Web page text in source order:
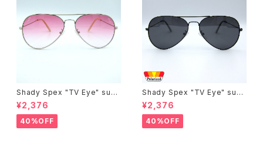
Shady Spex "TV Eye" sung
lasses, Silver w/Rose Grad
ient lenses
¥2,376
40%OFF
Shady Spex "TV Eye" sung
lasses, Black w/Polarized
Grey lenses
¥2,376
40%OFF